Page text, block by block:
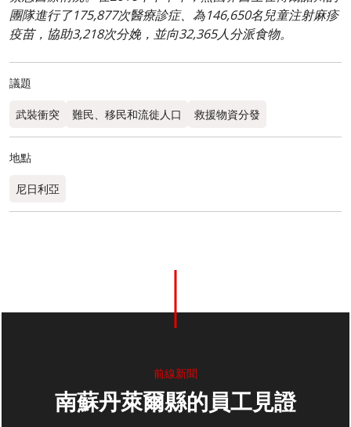
團隊進行了175,877次醫療診症、為146,650名兒童注射麻疹
疫苗，協助3,218次分娩，並向32,365人分派食物。
議題
武裝衝突 難民、移民和流徙人口 救援物資分發
地點
尼日利亞
前線新聞
南蘇丹萊爾縣的員工見證